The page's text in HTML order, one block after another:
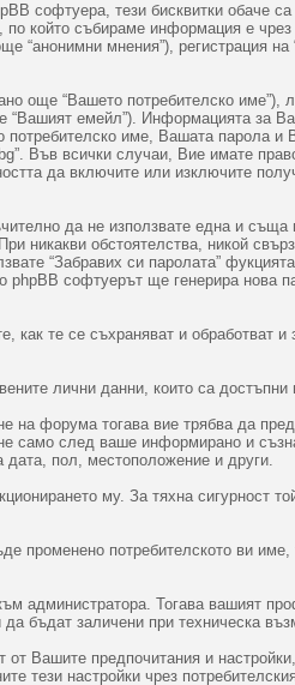
софтуера, тези бисквитки обаче са
който събираме информация е
“анонимни мнения”), регистрация
“Вашето потребителско име”),
емейл”). Информацията за
име, Вашата парола
Във всички случаи, Вие имате
да включите или изключите
да не използвате една и
никакви обстоятелства, никой
“Забравих си паролата”
софтуерът ще генерира нова
те се съхраняват и обработват и
лични данни, които са
форума тогава вие трябва да
само след ваше информирано и
пол, местоположение и други.
му. За тяхна сигурност
променено потребителското ви
администратора. Тогава вашият
бъдат заличени при техническа
Вашите предпочитания и
тези настройки чрез